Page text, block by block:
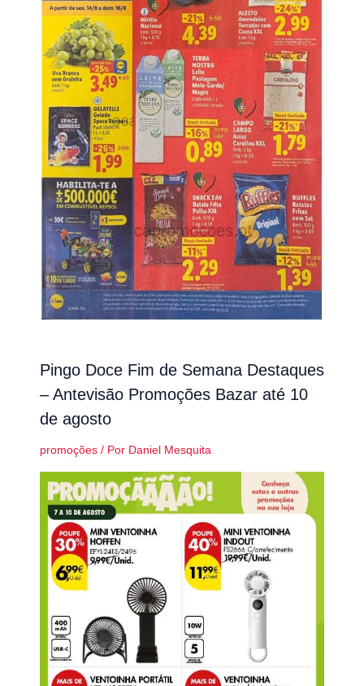
Pingo Doce Fim de Semana Destaques
– Antevisão Promoções Bazar até 10
de agosto
promoções/ Por Daniel Mesquita